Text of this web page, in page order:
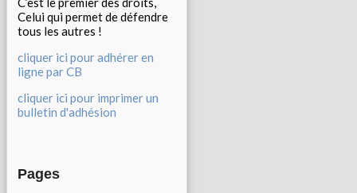
Celui qui permet de défendre
tous les autres !
cliquer ici pour adhérer en
ligne par CB
cliquer ici pour imprimer un
bulletin d'adhésion
Pages